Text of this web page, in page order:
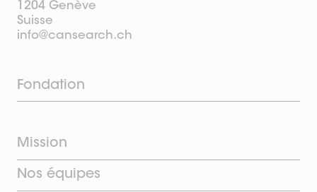
1204 Genève
Suisse
info@cansearch.ch
Fondation
Mission
Nos équipes